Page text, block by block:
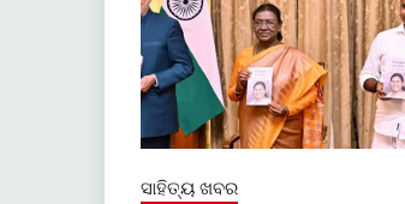
ସାହିତ୍ୟ ଖବର